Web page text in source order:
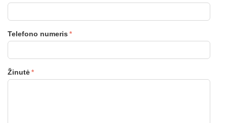
Telefono numeris
Žinutė